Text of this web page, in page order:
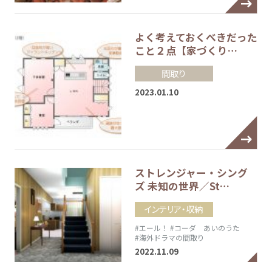
よく考えておくべきだった
こと２点【家づくり…
間取り
2023.01.10
ストレンジャー・シング
ズ 未知の世界／St…
インテリア・収納
#エール！ #コーダ あいのうた
#海外ドラマの間取り
2022.11.09